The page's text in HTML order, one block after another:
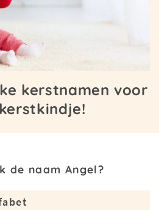
kerstnamen voor
de naam Angel?